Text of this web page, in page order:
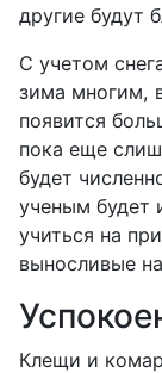
другие будут
С учетом
зима многим,
появится
пока еще
будет
ученым будет
учиться на
выносливые
Клещи и